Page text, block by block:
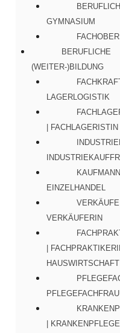
GYMNASIUM
BERUFLICHE
(WEITER-)BILDUNG
LAGERLOGISTIK
| FACHLAGERISTIN
EINZELHANDEL
VERKÄUFERIN
|
HAUSWIRTSCHAFT
PFLEGEFACHFRAU
|